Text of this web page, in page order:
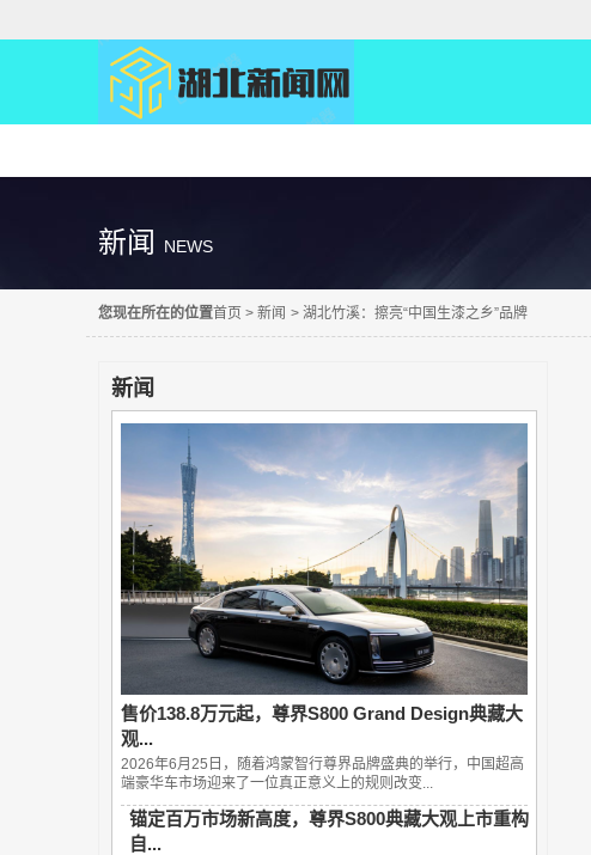
新闻 NEWS
您现在所在的位置首页 > 新闻 > 湖北竹溪：擦亮“中国生漆之乡”品牌
新闻
售价138.8万元起，尊界S800 Grand Design典藏大
观...
2026年6月25日，随着鸿蒙智行尊界品牌盛典的举行，中国超高
端豪华车市场迎来了一位真正意义上的规则改变...
锚定百万市场新高度，尊界S800典藏大观上市重构
自...